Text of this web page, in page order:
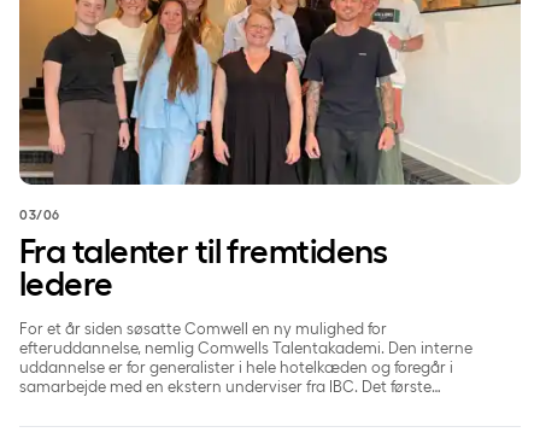
03/06
Fra talenter til fremtidens
ledere
For et år siden søsatte Comwell en ny mulighed for
efteruddannelse, nemlig Comwells Talentakademi. Den interne
uddannelse er for generalister i hele hotelkæden og foregår i
samarbejde med en ekstern underviser fra IBC. Det første